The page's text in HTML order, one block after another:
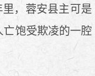
，蓉安县主可是
饱受欺凌的一腔